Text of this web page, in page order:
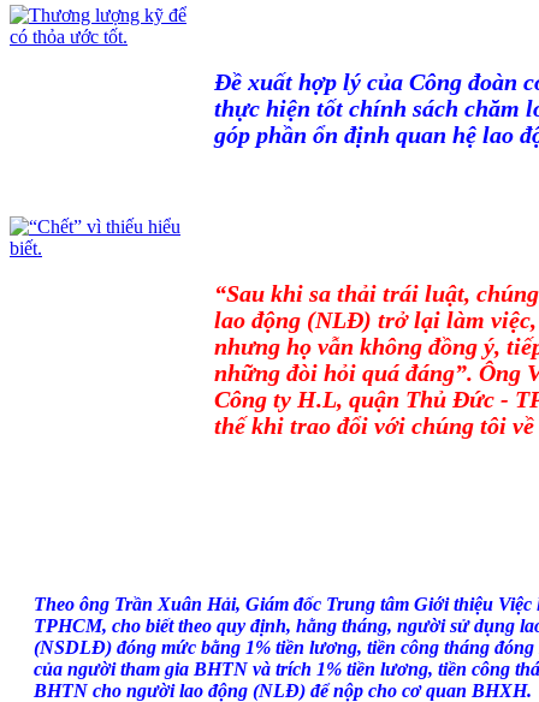
Đề xuất hợp lý của Công đoàn
thực hiện tốt chính sách chăm
góp phần ổn định quan hệ lao
“Sau khi sa thải trái luật,
lao động (NLĐ) trở lại làm
nhưng họ vẫn không đồng ý,
những đòi hỏi quá đáng”. Ông
Công ty H.L, quận Thủ Đức -
thế khi trao đổi với chúng tôi
Theo ông Trần Xuân Hải, Giám đốc Trung tâm Giới thiệu Việc
TPHCM, cho biết theo quy định, hằng tháng, người sử dụng
(NSDLĐ) đóng mức bằng 1% tiền lương, tiền công tháng
của người tham gia BHTN và trích 1% tiền lương, tiền công
BHTN cho người lao động (NLĐ) để nộp cho cơ quan BHXH.